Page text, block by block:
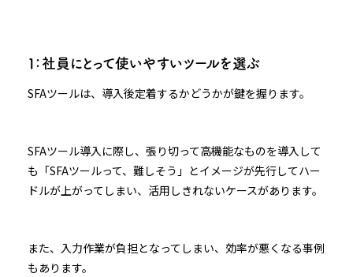
１：社員にとって使いやすいツールを選ぶ
SFAツールは、導入後定着するかどうかが鍵を握ります。
SFAツール導入に際し、張り切って高機能なものを導入して
も「SFAツールって、難しそう」とイメージが先行してハー
ドルが上がってしまい、活用しきれないケースがあります。
また、入力作業が負担となってしまい、効率が悪くなる事例
もあります。